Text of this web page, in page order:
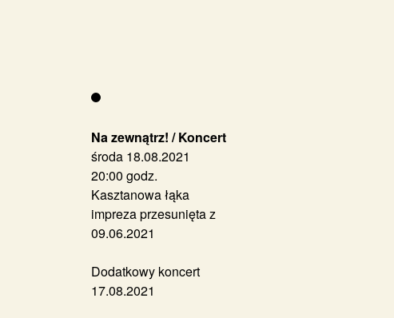
Na zewnątrz! / Koncert
środa 18.08.2021
20:00 godz.
Kasztanowa łąka
impreza przesunięta z
09.06.2021
Dodatkowy koncert
17.08.2021